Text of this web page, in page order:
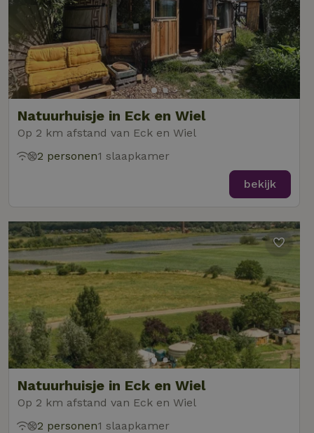
Natuurhuisje in Eck en Wiel
Op 2 km afstand van Eck en Wiel
2 personen1 slaapkamer
bekijk
Natuurhuisje in Eck en Wiel
Op 2 km afstand van Eck en Wiel
2 personen1 slaapkamer